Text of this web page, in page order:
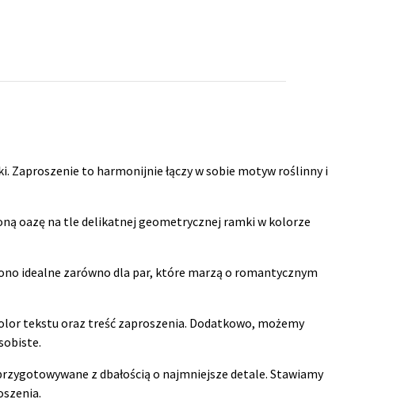
Zaproszenie to harmonijnie łączy w sobie motyw roślinny i
oazę na tle delikatnej geometrycznej ramki w kolorze
idealne zarówno dla par, które marzą o romantycznym
tekstu oraz treść zaproszenia. Dodatkowo, możemy
z dbałością o najmniejsze detale. Stawiamy